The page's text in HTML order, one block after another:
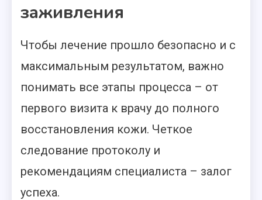
заживления
Чтобы лечение прошло безопасно и с
максимальным результатом, важно
понимать все этапы процесса – от
первого визита к врачу до полного
восстановления кожи. Четкое
следование протоколу и
рекомендациям специалиста – залог
успеха.